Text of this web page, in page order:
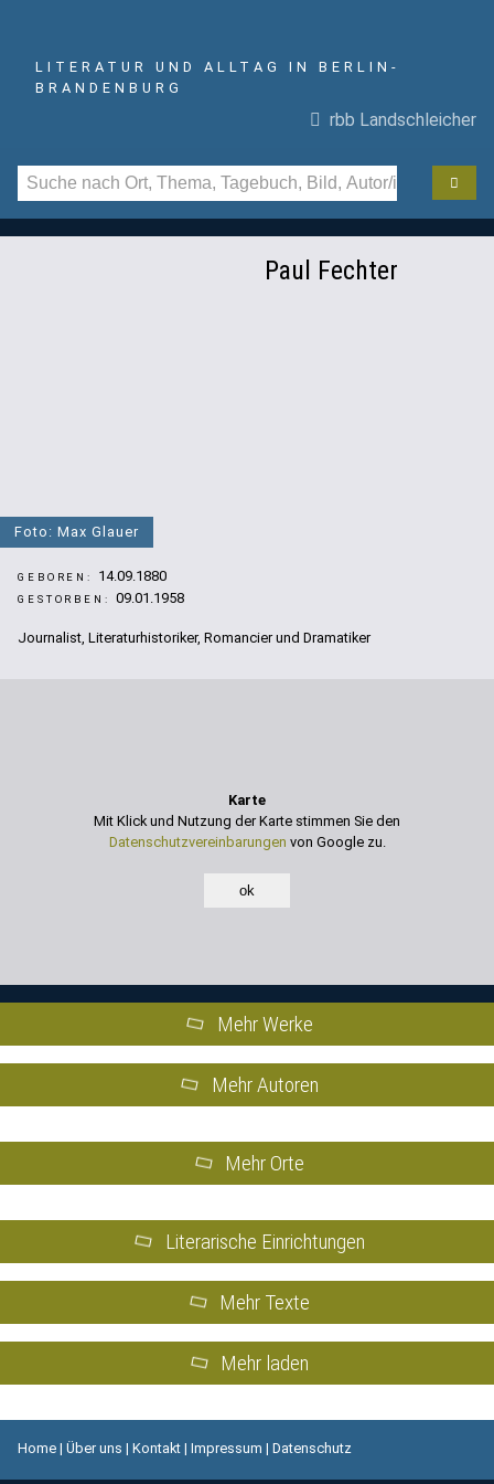
LITERATUR UND ALLTAG IN BERLIN-
BRANDENBURG
rbb Landschleicher
Foto: Max Glauer
Paul Fechter
GEBOREN: 14.09.1880
GESTORBEN: 09.01.1958
Journalist, Literaturhistoriker, Romancier und Dramatiker
Karte
Mit Klick und Nutzung der Karte stimmen Sie den
Datenschutzvereinbarungen von Google zu.
ok
Mehr Werke
Mehr Autoren
Mehr Orte
Literarische Einrichtungen
Mehr Texte
Mehr laden
Home | Über uns | Kontakt | Impressum | Datenschutz